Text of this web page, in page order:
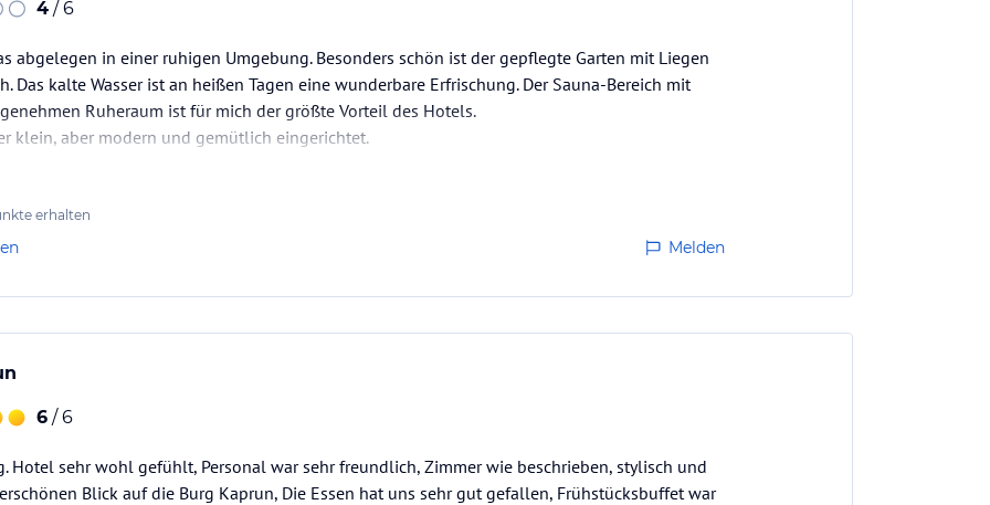
4 / 6
abgelegen in einer ruhigen Umgebung. Besonders schön ist der gepflegte Garten mit Liegen
Das kalte Wasser ist an heißen Tagen eine wunderbare Erfrischung. Der Sauna-Bereich mit
Ruheraum ist für mich der größte Vorteil des Hotels.
klein, aber modern und gemütlich eingerichtet.
Das ist kein…
erhalten
Melden
6 / 6
Hotel sehr wohl gefühlt, Personal war sehr freundlich, Zimmer wie beschrieben, stylisch und
Blick auf die Burg Kaprun, Die Essen hat uns sehr gut gefallen, Frühstücksbuffet war